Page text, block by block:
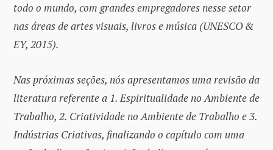
todo o mundo, com grandes empregadores nesse setor
nasáreas de artes visuais, livros e música (UNESCO &
EY, 2015).
Nas próximas seções, nós apresentamos uma revisão da
literatura referente a 1. Espiritualidade no Ambiente de
Trabalho, 2. Criatividade no Ambiente de Trabalho e 3.
Indústrias Criativas, finalizando o capítulo com uma